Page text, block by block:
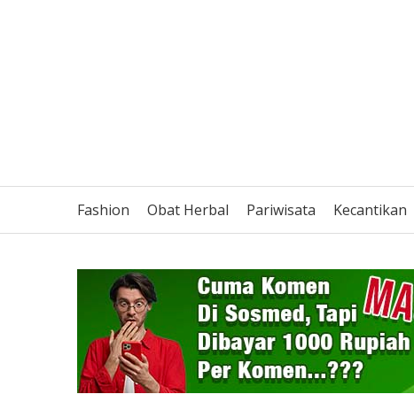
Fashion Obat Herbal Pariwisata Kecantikan